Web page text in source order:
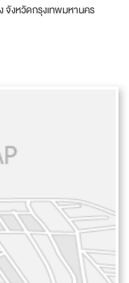
จังหวัดกรุงเทพมหานคร